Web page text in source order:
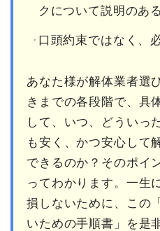
クについて説明のあ
口頭約束ではなく、
あなた様が解体業者選
きまでの各段階で、具
して、いつ、どういっ
も安く、かつ安心して
できるのか？そのポイ
ってわかります。一生
損しないために、この
いための手順書」を是